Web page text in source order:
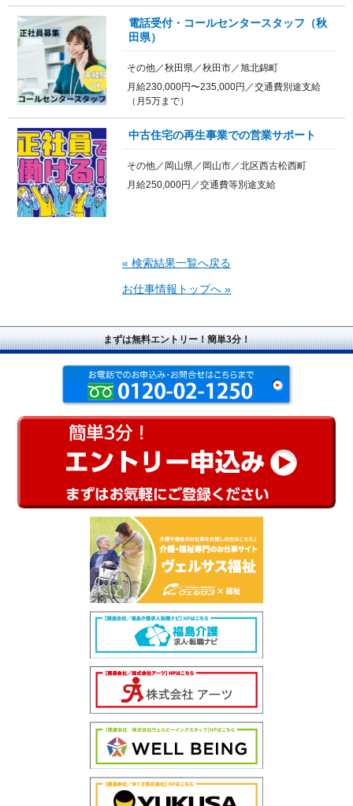
電話受付・コールセンタースタッフ（秋
田県）
その他／秋田県／秋田市／旭北錦町
月給230,000円〜235,000円／交通費別途支給
（月5万まで）
中古住宅の再生事業での営業サポート
その他／岡山県／岡山市／北区西古松西町
月給250,000円／交通費等別途支給
« 検索結果一覧へ戻る
お仕事情報トップへ »
まずは無料エントリー！簡単3分！